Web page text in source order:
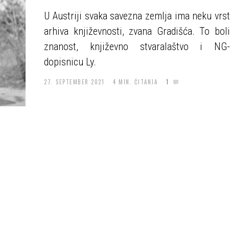
U Austriji svaka savezna zemlja ima neku vrst
arhiva književnosti, zvana Gradišća. To boli
znanost, književno stvaralaštvo i NG-
dopisnicu Ly.
27. SEPTEMBER 2021 4 MIN. ČITANJA 1